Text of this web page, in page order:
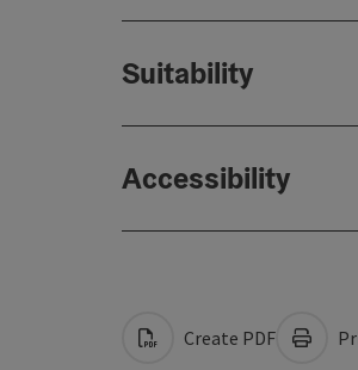
Suitability
Accessibility
Create PDF